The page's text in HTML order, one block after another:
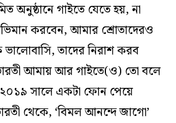
অনুষ্ঠানে গাইতে যেতে হয়, না
করবেন, আমার শ্রোতাদেরও
তাদের নিরাশ করব
আমায় আর গাইতে(ও) তো বলে
সালে একটা ফোন পেয়ে
থেকে, ‘বিমল আনন্দে জাগো’